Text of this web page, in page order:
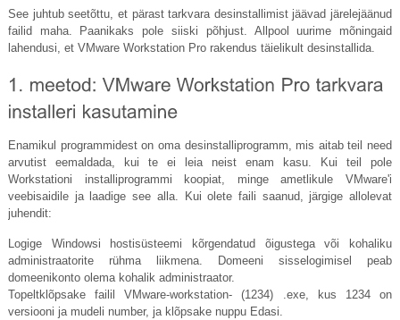
See juhtub seetõttu, et pärast tarkvara desinstallimist jäävad järelejäänud
failid maha. Paanikaks pole siiski põhjust. Allpool uurime mõningaid
lahendusi, et VMware Workstation Pro rakendus täielikult desinstallida.
Enamikul programmidest on oma desinstalliprogramm, mis aitab teil need
arvutist eemaldada, kui te ei leia neist enam kasu. Kui teil pole
Workstationi installiprogrammi koopiat, minge ametlikule VMware'i
veebisaidile ja laadige see alla. Kui olete faili saanud, järgige allolevat
juhendit:
Logige Windowsi hostisüsteemi kõrgendatud õigustega või kohaliku
administraatorite rühma liikmena. Domeeni sisselogimisel peab
domeenikonto olema kohalik administraator.
Topeltklõpsake failil VMware-workstation- (1234) .exe, kus 1234 on
versiooni ja mudeli number, ja klõpsake nuppu Edasi.